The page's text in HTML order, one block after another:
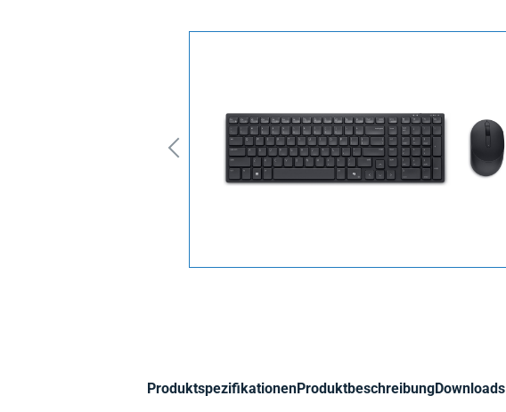
ProduktspezifikationenProduktbeschreibungDownloads